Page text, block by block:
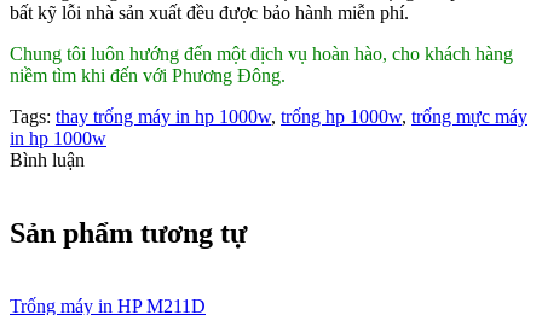
bất kỹ lỗi nhà sản xuất đều được bảo hành miễn phí.
Chung tôi luôn hướng đến một dịch vụ hoàn hào, cho khách hàng
niềm tìm khi đến với Phương Đông.
Tags: thay trống máy in hp 1000w, trống hp 1000w, trống mực máy
in hp 1000w
Bình luận
Sản phẩm tương tự
Trống máy in HP M211D